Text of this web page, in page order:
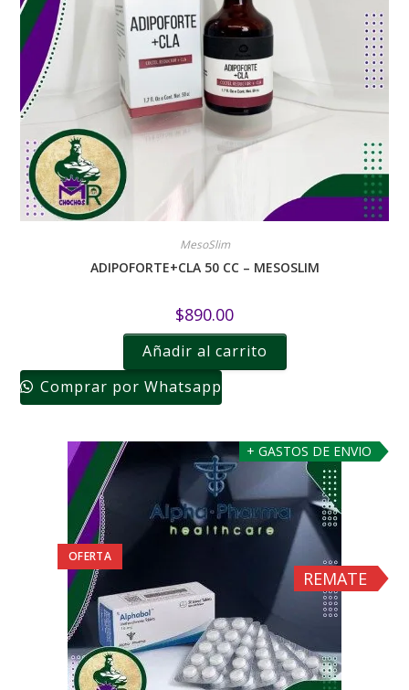
MesoSlim
ADIPOFORTE+CLA 50 CC – MESOSLIM
$890.00
Añadir al carrito
Comprar por Whatsapp
+ GASTOS DE ENVIO
REMATE
OFERTA